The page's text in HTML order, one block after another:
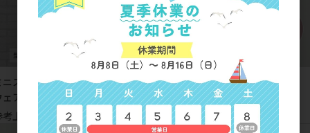
ニスター デジプリ袖なしルーム
ア
上代
3,200円
ローマン キルト前あきベスト
(23AW)
参考上代
3,600円